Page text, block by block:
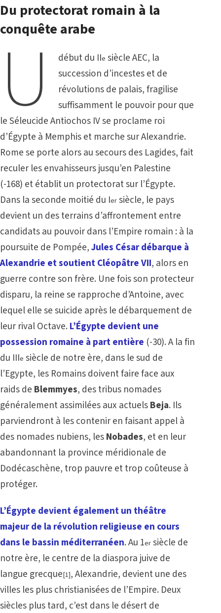
Du protectorat romain à la
conquête arabe
u début du IIe siècle AEC, la
succession d’incestes et de
révolutions de palais, fragilise
suffisamment le pouvoir pour que
le Séleucide Antiochos IV se proclame roi
d’Égypte à Memphis et marche sur Alexandrie.
Rome se porte alors au secours des Lagides, fait
reculer les envahisseurs jusqu’en Palestine
(-168) et établit un protectorat sur l’Égypte.
Dans la seconde moitié du Iersiècle, le pays
devient un des terrains d’affrontement entre
candidats au pouvoir dans l’Empire romain : à la
poursuite de Pompée,Jules César débarque à
Alexandrie et soutient Cléopâtre VII, alors en
guerre contre son frère. Une fois son protecteur
disparu, la reine se rapproche d’Antoine, avec
lequel elle se suicide après le débarquement de
leur rival Octave. L’Égypte devient une
possession romaine à part entière (-30). A la fin
du IIIe siècle de notre ère, dans le sud de
l’Egypte, les Romains doivent faire face aux
raids de Blemmyes, des tribus nomades
généralement assimilées aux actuelsBeja. Ils
parviendront à les contenir en faisant appel à
des nomades nubiens, lesNobades, et en leur
abandonnant la province méridionale de
Dodécaschène, trop pauvre et trop coûteuse à
protéger.
L’Égypte devient également un théâtre
majeur de la révolution religieuse en cours
dans le bassin méditerranéen. Au 1ersiècle de
notre ère, le centre de la diaspora juive de
langue grecque[1], Alexandrie, devient une des
villes les plus christianisées de l’Empire. Deux
siècles plus tard, c’est dans le désert de